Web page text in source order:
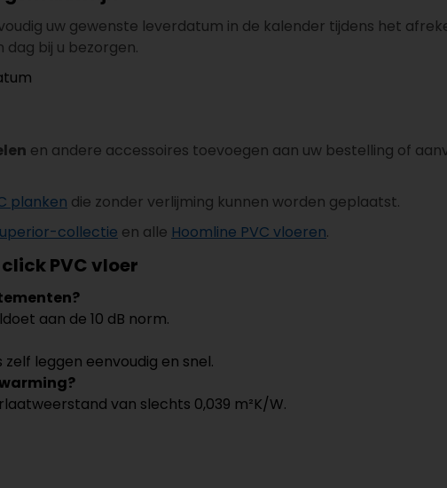
uw gewenste leverdatum in de kalender tijdens het
bij u bezorgen.
en andere accessoires toevoegen aan uw bestelling of
planken die zonder verlijming kunnen worden geplaatst.
collectie en alle Hoomline PVC vloeren.
PVC vloer
aan de 10 dB norm.
leggen eenvoudig en snel.
van slechts 0,039 m²K/W.